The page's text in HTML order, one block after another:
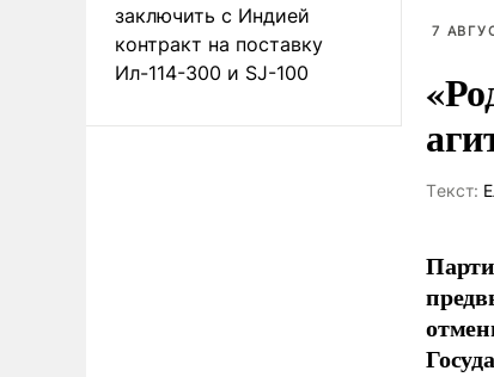
заключить с Индией
контракт на поставку
Ил-114-300 и SJ-100
7
Tекст: